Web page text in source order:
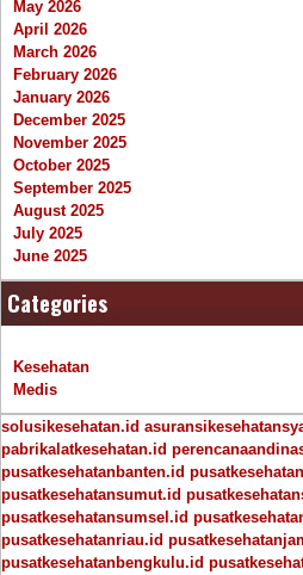
May 2026
April 2026
March 2026
February 2026
January 2026
December 2025
November 2025
October 2025
September 2025
August 2025
July 2025
June 2025
Categories
Kesehatan
Medis
solusikesehatan.id
pabrikalatkesehatan.id
pusatkesehatanbanten.id
pusatkesehatansumut.id
pusatkesehatansumsel.id
pusatkesehatanriau.id
pusatkesehatanbengkulu.id